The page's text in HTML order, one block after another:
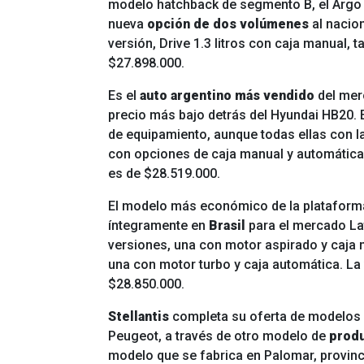
modelo hatchback de segmento B, el
nueva opción de dos volúmenes al
versión, Drive 1.3 litros con caja manual,
$27.898.000.
Es el auto argentino más vendido del
precio más bajo detrás del Hyundai
de equipamiento, aunque todas ellas con
con opciones de caja manual y
es de $28.519.000.
El modelo más económico de la
íntegramente en Brasil para el mercado
versiones, una con motor aspirado y caja
una con motor turbo y caja automática.
$28.850.000.
Stellantis completa su oferta de
Peugeot, a través de otro modelo de
modelo que se fabrica en Palomar,